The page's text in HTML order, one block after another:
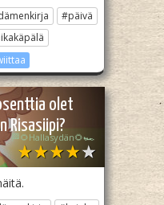
#päivä
olet
Risasiipi?
🏁🌻Hallasydän🌻🏎️